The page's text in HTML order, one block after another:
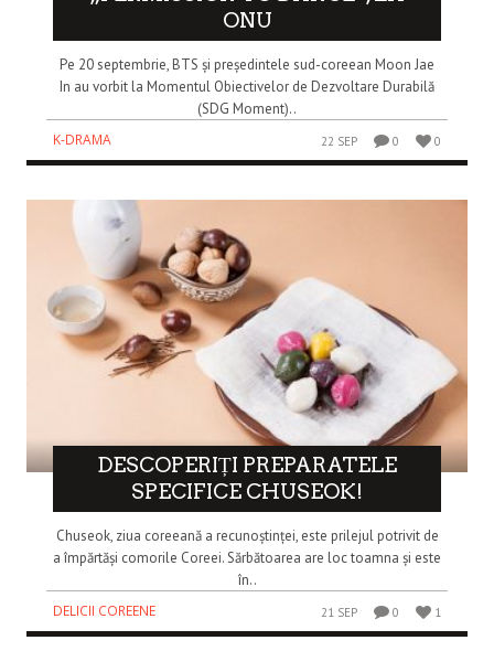
ONU
Pe 20 septembrie, BTS și președintele sud-coreean Moon Jae
In au vorbit la Momentul Obiectivelor de Dezvoltare Durabilă
(SDG Moment)..
K-DRAMA
22 SEP 0 0
DESCOPERIȚI PREPARATELE
SPECIFICE CHUSEOK!
Chuseok, ziua coreeană a recunoștinței, este prilejul potrivit de
a împărtăși comorile Coreei. Sărbătoarea are loc toamna și este
în..
DELICII COREENE
21 SEP 0 1